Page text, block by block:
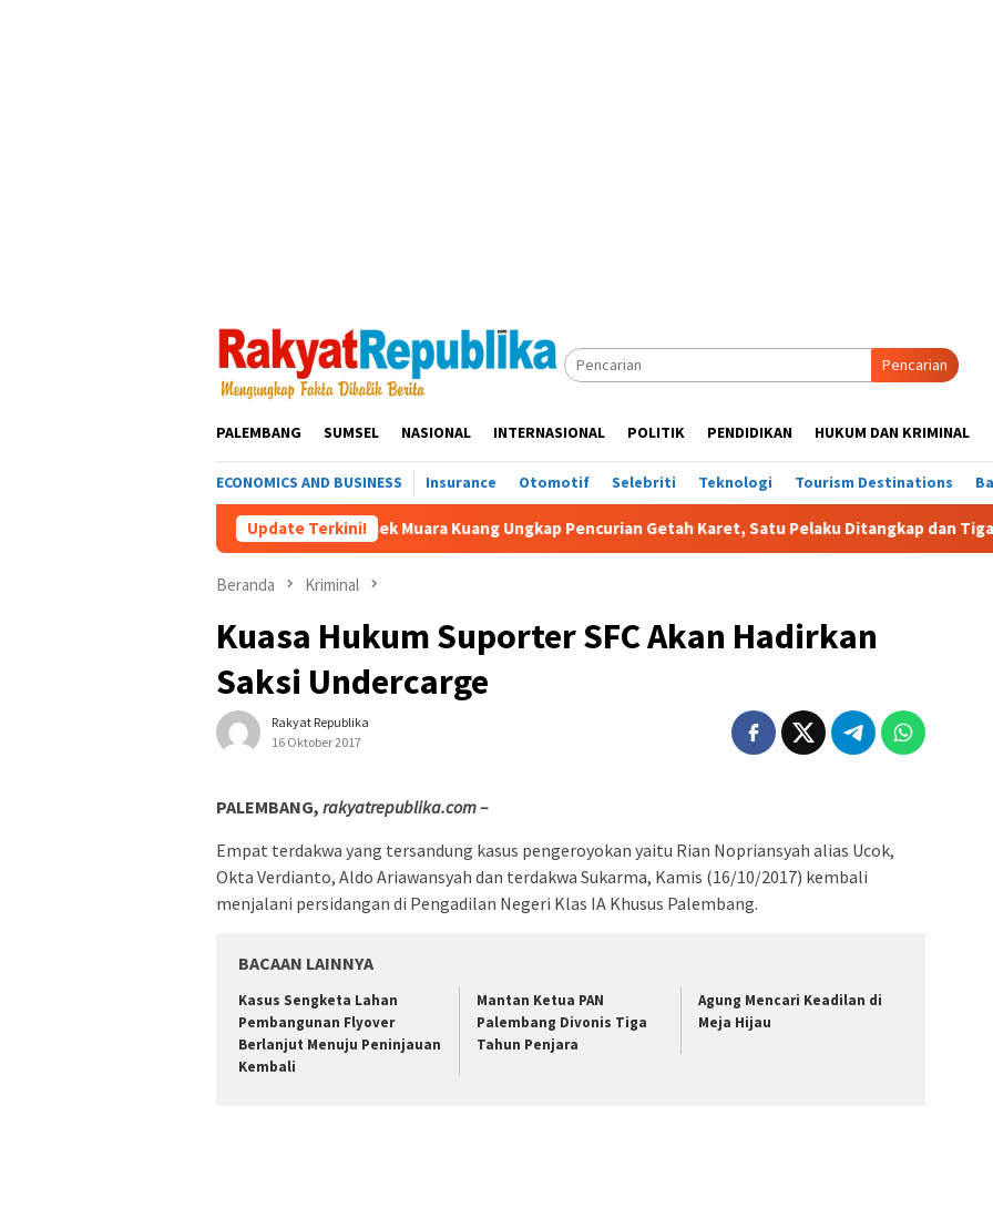
Pencarian
PALEMBANG SUMSEL NASIONAL INTERNASIONAL POLITIK PENDIDIKAN HUKUM DAN KRIMINAL
ECONOMICS AND BUSINESS Insurance Otomotif Selebriti Teknologi Tourism Destinations
Update Terkini!
Gerak Cepat Polsek Muara Kuang Ungkap Pencurian Getah Karet, Satu Pelaku Ditangkap dan Tiga Pelaku Masih
Beranda Kriminal
Kuasa Hukum Suporter SFC Akan Hadirkan
Saksi Undercarge
Rakyat Republika
16 Oktober 2017
PALEMBANG, rakyatrepublika.com –
Empat terdakwa ‎yang tersandung kasus pengeroyokan yaitu Rian Nopriansyah alias Ucok,
Okta Verdianto, Aldo Ariawansyah dan terdakwa Sukarma, Kamis (16/10/‎2017) kembali
menjalani persidangan di Pengadilan Negeri Klas IA Khusus Palembang.
BACAAN LAINNYA
Kasus Sengketa Lahan
Pembangunan Flyover
Berlanjut Menuju Peninjauan
Kembali
Mantan Ketua PAN
Palembang Divonis Tiga
Tahun Penjara
Agung Mencari Keadilan di
Meja Hijau